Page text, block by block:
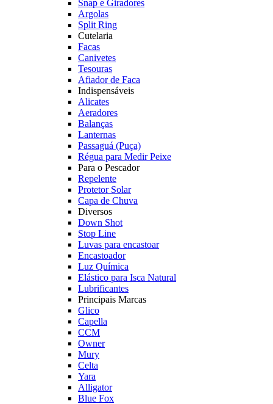
Snap e Giradores
Argolas
Split Ring
Cutelaria
Facas
Canivetes
Tesouras
Afiador de Faca
Indispensáveis
Alicates
Aeradores
Balanças
Lanternas
Passaguá (Puça)
Régua para Medir Peixe
Para o Pescador
Repelente
Protetor Solar
Capa de Chuva
Diversos
Down Shot
Stop Line
Luvas para encastoar
Encastoador
Luz Química
Elástico para Isca Natural
Lubrificantes
Principais Marcas
Glico
Capella
CCM
Owner
Mury
Celta
Yara
Alligator
Blue Fox